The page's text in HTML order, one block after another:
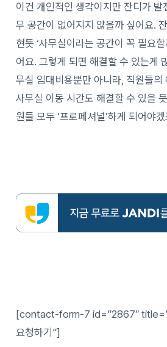
이건 개인적인 생각이지만 잔디가 발
무 공간이 없어지지 않을까 싶어요.
현듯 ‘사무실이라는 공간이 꼭 필요
어요. 그렇게 되면 해결할 수 있는게
무실 임대비용뿐만 아니라, 직원들의
사무실 이동 시간도 해결할 수 있을
원들 모두 ‘프로페셔널’하게 되어야
[contact-form-7 id=”2867″
요청하기”]